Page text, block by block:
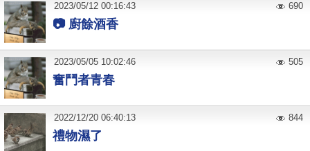
📷 廚餘酒香
2023/05/12 00:16:43 690
奮鬥者青春
2023/05/05 10:02:46 505
禮物濕了
2022/12/20 06:40:13 844